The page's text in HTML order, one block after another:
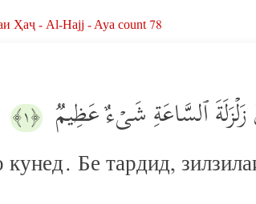
Ҳаҷ - Al-Hajj - Aya count 78
زَلۡزَلَةَ ٱلسَّاعَةِ شَیۡءٌ عَظِیمࣱ ﴿١﴾
Бе тардид,